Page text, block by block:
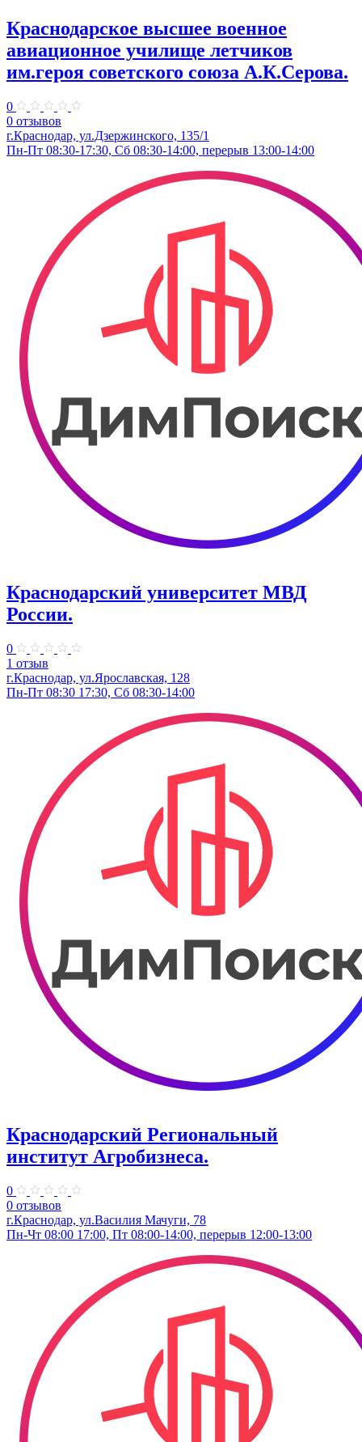
Краснодарское высшее военное
авиационное училище летчиков
им.героя советского союза А.К.Серова.
0
0 отзывов
г.Краснодар, ул.Дзержинского, 135/1
Пн-Пт 08:30-17:30, Сб 08:30-14:00, перерыв 13:00-14:00
Краснодарский университет МВД
России.
0
1 отзыв
г.Краснодар, ул.Ярославская, 128
Пн-Пт 08:30 17:30, Сб 08:30-14:00
Краснодарский Региональный
институт Агробизнеса.
0
0 отзывов
г.Краснодар, ул.Василия Мачуги, 78
Пн-Чт 08:00 17:00, Пт 08:00-14:00, перерыв 12:00-13:00